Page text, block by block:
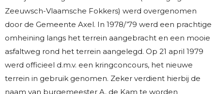
Zeeuwsch-Vlaamsche Fokkers) werd overgenomen
door de Gemeente Axel. In 1978/’79 werd een prachtige
omheining langs het terrein aangebracht en een mooie
asfaltweg rond het terrein aangelegd. Op 21 april 1979
werd officieel d.m.v. een kringconcours, het nieuwe
terrein in gebruik genomen. Zeker verdient hierbij de
naam van burgemeester A. de Kam te worden